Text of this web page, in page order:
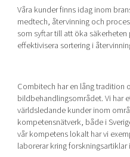
Våra kunder finns idag inom
medtech, återvinning och
som syftar till att öka
effektivisera sortering i
Combitech har en lång tradition
bildbehandlingsområdet. Vi har
världsledande kunder inom
kompetensnätverk, både i
vår kompetens lokalt har vi
laborerar kring